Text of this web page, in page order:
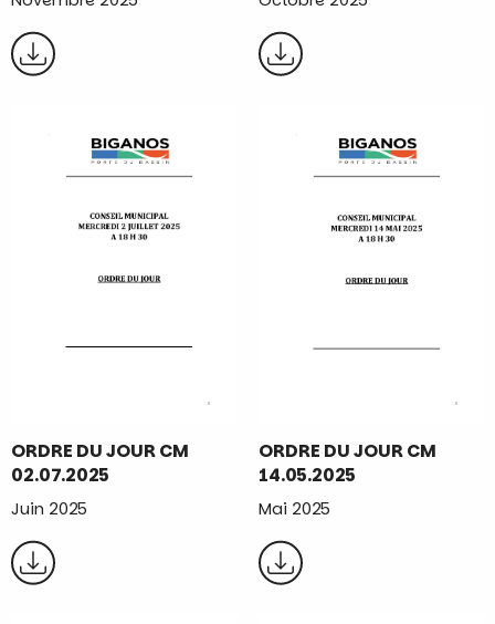
ORDRE DU JOUR CM
02.07.2025
Juin 2025
ORDRE DU JOUR CM
14.05.2025
Mai 2025